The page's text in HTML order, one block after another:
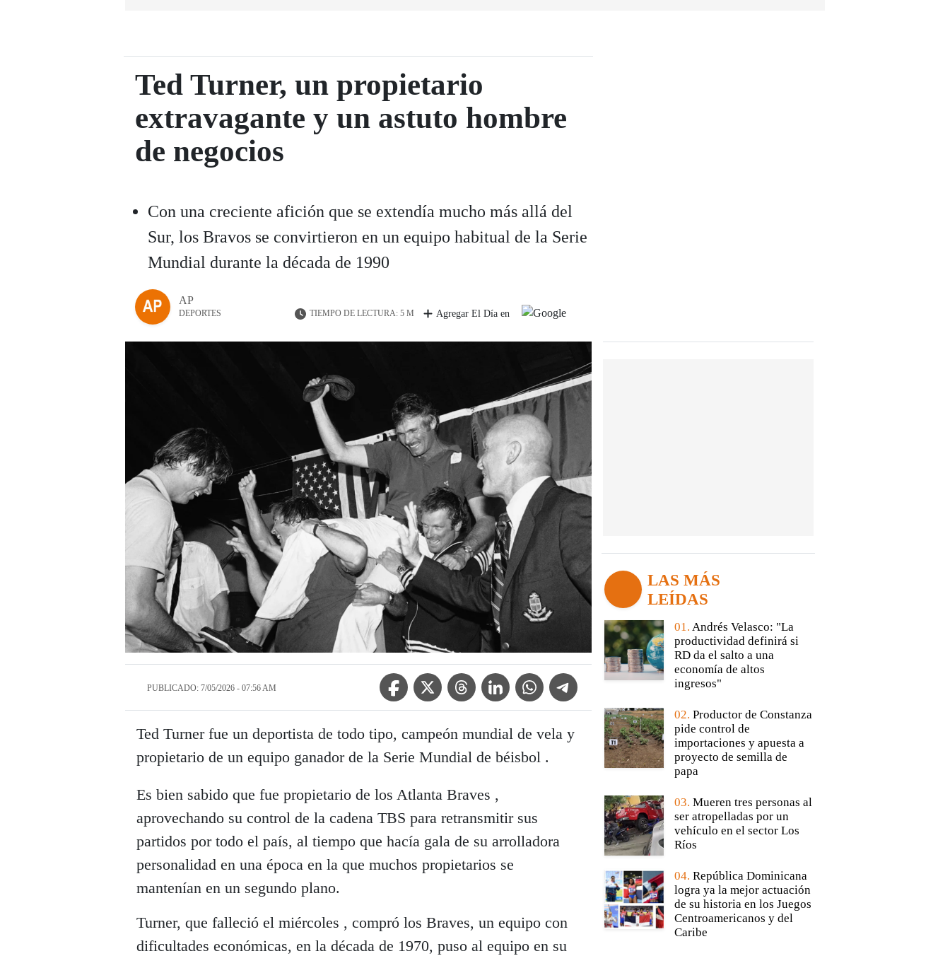
Ted Turner, un propietario
extravagante y un astuto hombre
de negocios
Con una creciente afición que se extendía mucho más allá del
Sur, los Bravos se convirtieron en un equipo habitual de la Serie
Mundial durante la década de 1990
AP
DEPORTES TIEMPO DE LECTURA: 5 M Agregar El Día en
PUBLICADO: 7/05/2026 - 07:56 AM
Facebook IconTwitter IconThreads IconLinkedin IconWhatsApp IconTelegram Icon
Ted Turner fue un deportista de todo tipo, campeón mundial de vela y
propietario de un equipo ganador de la Serie Mundial de béisbol .
Es bien sabido que fue propietario de los Atlanta Braves ,
aprovechando su control de la cadena TBS para retransmitir sus
partidos por todo el país, al tiempo que hacía gala de su arrolladora
personalidad en una época en la que muchos propietarios se
mantenían en un segundo plano.
Turner, que falleció el miércoles , compró los Braves, un equipo con
dificultades económicas, en la década de 1970, puso al equipo en su
LAS MÁS
LEÍDAS
01. Andrés Velasco: "La
productividad definirá si
RD da el salto a una
economía de altos
ingresos"
02. Productor de Constanza
pide control de
importaciones y apuesta a
proyecto de semilla de
papa
03. Mueren tres personas al
ser atropelladas por un
vehículo en el sector Los
Ríos
04. República Dominicana
logra ya la mejor actuación
de su historia en los Juegos
Centroamericanos y del
Caribe